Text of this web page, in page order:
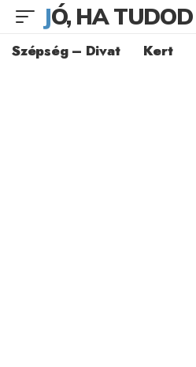
JÓ, HA TUDOD
Szépség – Divat Kert